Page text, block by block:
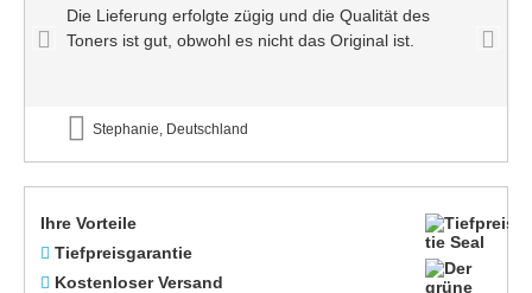
Die Lieferung erfolgte zügig und die Qualität des
Toners ist gut, obwohl es nicht das Original ist.
Stephanie, Deutschland
Ihre Vorteile
Tiefpreisgarantie
Kostenloser Versand